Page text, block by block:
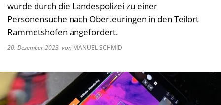
wurde durch die Landespolizei zu einer
Personensuche nach Oberteuringen in den Teilort
Rammetshofen angefordert.
20. Dezember 2023 von MANUEL SCHMID